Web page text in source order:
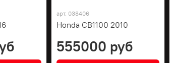
арт. 038406
Honda CB1100 2010
555000 руб